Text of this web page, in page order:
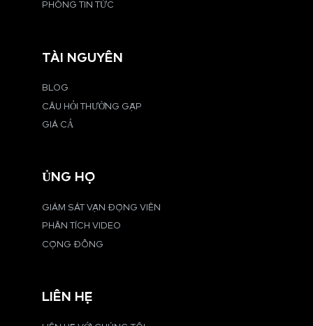
PHÒNG TIN TỨC
TÀI NGUYÊN
BLOG
CÂU HỎI THƯỜNG GẶP
GIÁ CẢ
ỦNG HỘ
GIÁM SÁT VẬN ĐỘNG VIÊN
PHÂN TÍCH VIDEO
CỘNG ĐỒNG
LIÊN HỆ